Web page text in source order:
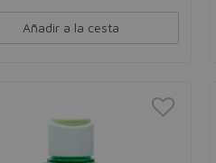
Añadir a la cesta